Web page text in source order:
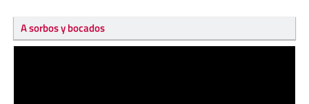
A sorbos y bocados